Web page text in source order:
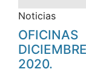
Noticias
2020.